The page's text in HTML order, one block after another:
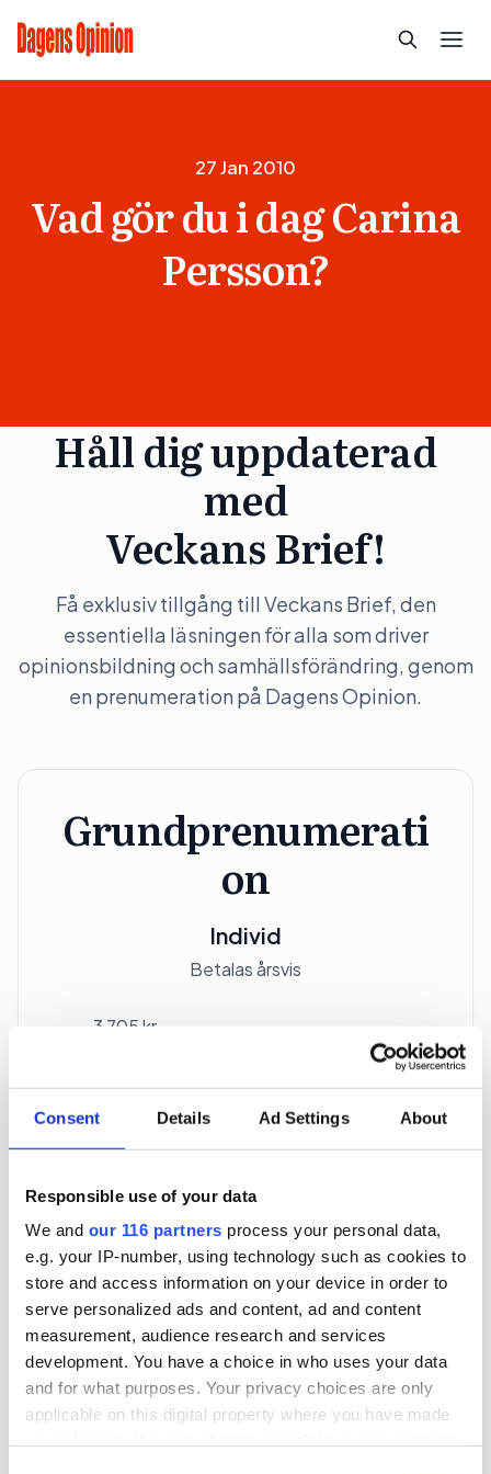
Consent Details Ad Settings About
Responsible use of your data
We and our 116 partners process your personal data,
e.g. your IP-number, using technology such as cookies to
store and access information on your device in order to
serve personalized ads and content, ad and content
measurement, audience research and services
development. You have a choice in who uses your data
and for what purposes. Your privacy choices are only
applicable on this digital property where you have made
27 Jan 2010
Vad gör du i dag Carina
Persson?
Håll dig uppdaterad
med
Veckans Brief!
Få exklusiv tillgång till Veckans Brief, den
essentiella läsningen för alla som driver
opinionsbildning och samhällsförändring, genom
en prenumeration på Dagens Opinion.
Grundprenumerati
on
Individ
Betalas årsvis
3 705 kr
*Moms (6 %) ingår i alla priser.
Företagspaket